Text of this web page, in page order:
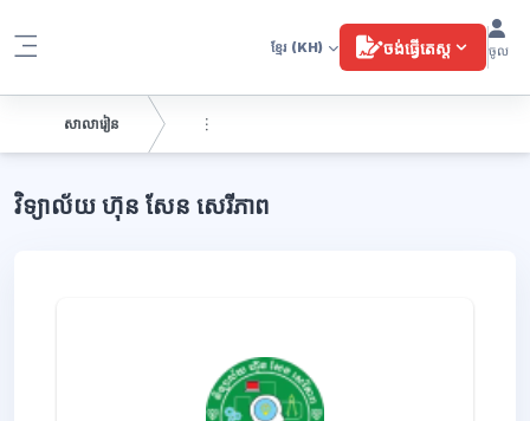
ខ្មែរ (KH) ចង់ធ្វើតេស្ត ចូល
ប្លុក
វិទ្យាល័យ ហ៊ុន សែន សេរីភាព
សាលារៀន